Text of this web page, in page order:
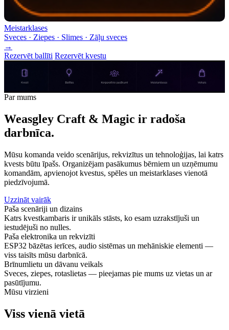
Meistarklases
Sveces · Ziepes · Slimes · Zāļu sveces
→
Rezervēt ballīti Rezervēt kvestu
Par mums
Weasgley Craft & Magic ir radoša
darbnīca.
Mūsu komanda veido scenārijus, rekvizītus un tehnoloģijas, lai katrs
kvests būtu īpašs. Organizējam pasākumus bērniem un uzņēmumu
komandām, apvienojot kvestus, spēles un meistarklases vienotā
piedzīvojumā.
Uzzināt vairāk
Paša scenāriji un dizains
Katrs kvestkambaris ir unikāls stāsts, ko esam uzrakstījuši un
iestudējuši no nulles.
Paša elektronika un rekvizīti
ESP32 bāzētas ierīces, audio sistēmas un mehāniskie elementi —
viss taisīts mūsu darbnīcā.
Brīnumlietu un dāvanu veikals
Sveces, ziepes, rotaslietas — pieejamas pie mums uz vietas un ar
pasūtījumu.
Mūsu virzieni
Viss vienā vietā